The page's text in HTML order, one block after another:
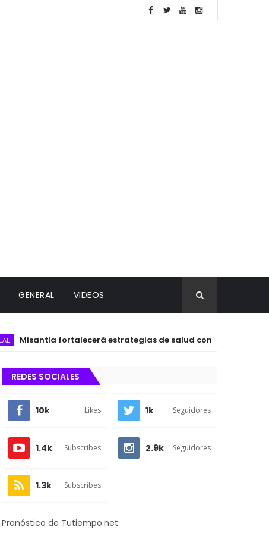
GENERAL VIDEOS
fortalecerá estrategias de salud con Taller Intersectorial
REDES SOCIALES
10k Likes 1k Seguidores
1.4k Subscribes 2.9k Seguidores
1.3k Subscribes
Pronóstico de Tutiempo.net